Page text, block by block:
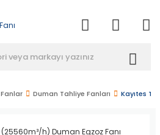
Fanlar Duman Tahliye Fanları Kayıtes